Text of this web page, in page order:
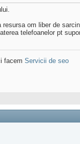
resursa om liber de
telefoanelor pt
facem Servicii de seo